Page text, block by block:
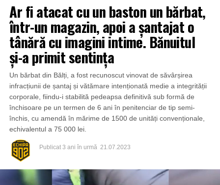
Ar fi atacat cu un baston un bărbat,
într-un magazin, apoi a șantajat o
tânără cu imagini intime. Bănuitul
și-a primit sentința
Un bărbat din Bălți, a fost recunoscut vinovat de săvârșirea
infracțiunii de șantaj și vătămare intenționată medie a integrității
corporale, fiindu-i stabilită pedeapsa definitivă sub formă de
închisoare pe un termen de 6 ani în penitenciar de tip semi-
închis, cu amendă în mărime de 1500 de unități convenționale,
echivalentul a 75 000 lei.
Publicat 3 ani în urmă 21.07.2023